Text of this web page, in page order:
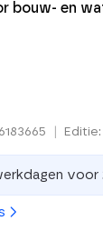
bouw- en
Editie: